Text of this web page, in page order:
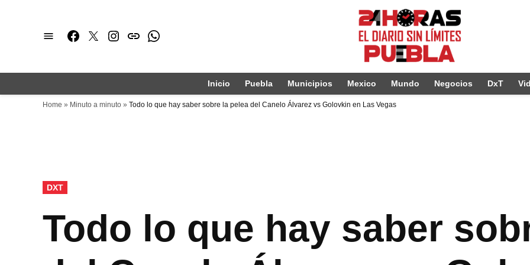
Facebook
TwitterInstagram
issuuWhatsapp
Inicio Puebla Municipios Mexico Mundo Negocios DxT
Home » Minuto a minuto » Todo lo que hay saber sobre la pelea del Canelo Álvarez vs Golovkin en Las Vegas
PUBLICADO
EN
DXT
Todo lo que hay saber